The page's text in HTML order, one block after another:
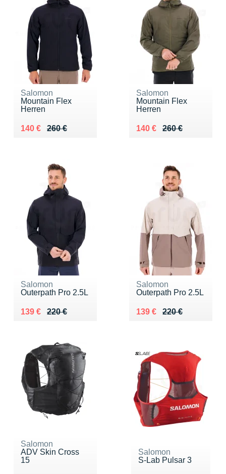
Salomon
Mountain Flex
Herren
260 €
Au lieu de 260 €
140 €
Vendu 140 €
Salomon
Mountain Flex
Herren
260 €
Au lieu de 260 €
140 €
Vendu 140 €
Salomon
Outerpath Pro 2.5L
220 €
Au lieu de 220 €
139 €
Vendu 139 €
Salomon
Outerpath Pro 2.5L
220 €
Au lieu de 220 €
139 €
Vendu 139 €
Salomon
ADV Skin Cross
15
Salomon
S-Lab Pulsar 3